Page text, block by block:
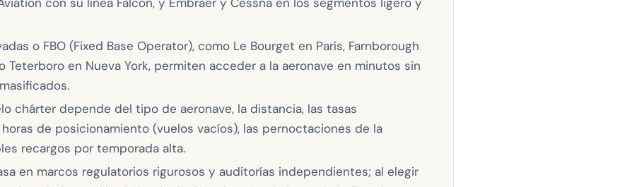
o FBO (Fixed Base Operator), como Le Bourget en París, Farnborough
Teterboro en Nueva York, permiten acceder a la aeronave en minutos sin
chárter depende del tipo de aeronave, la distancia, las tasas
de posicionamiento (vuelos vacíos), las pernoctaciones de la
recargos por temporada alta.
en marcos regulatorios rigurosos y auditorías independientes; al elegir